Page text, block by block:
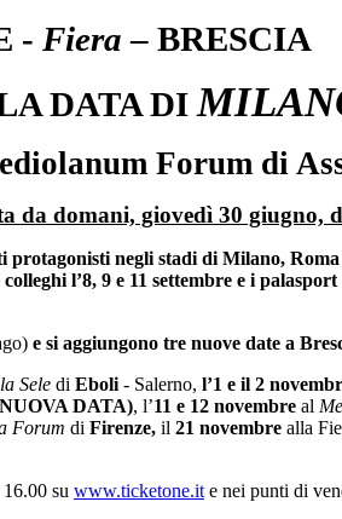
- Fiera – BRESCIA
DATA DI
Forum di
domani, giovedì 30 giugno,
negli stadi di Milano, Roma
l’8, 9 e 11 settembre e i
e si aggiungono tre nuove date a
Sele di Eboli - Salerno, l’1 e il 2
DATA), l’11 e 12 novembre al
Forum di Firenze, il 21 novembre alla
su www.ticketone.it e nei punti di